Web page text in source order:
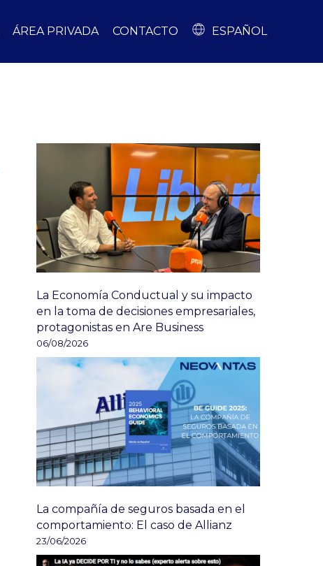
ÁREA PRIVADA CONTACTO ESPAÑOL
La Economía Conductual y su impacto
en la toma de decisiones empresariales,
protagonistas en Are Business
06/08/2026
La compañía de seguros basada en el
comportamiento: El caso de Allianz
23/06/2026